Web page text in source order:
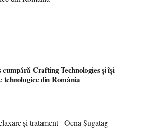
cumpără Crafting Technologies și își
tehnologice din România